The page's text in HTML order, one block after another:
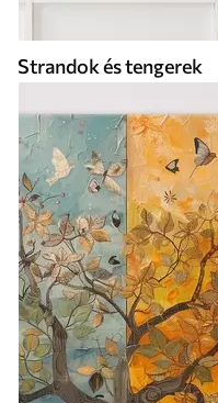
Strandok és tengerek